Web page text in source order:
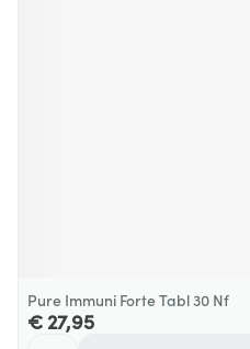
Pure Immuni Forte Tabl 30 Nf
€ 27,95